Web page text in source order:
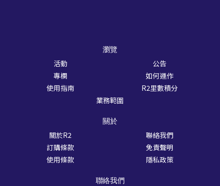
瀏覽
活動
公告
專欄
如何運作
使用指南
R2里數積分
業務範圍
關於
關於R2
聯絡我們
訂購條款
免責聲明
使用條款
隱私政策
聯絡我們